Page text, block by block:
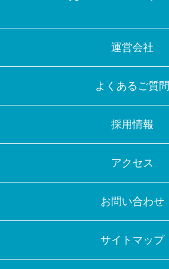
運営会社
よくあるご質問
採用情報
アクセス
お問い合わせ
サイトマップ